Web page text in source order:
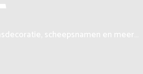
scheepsnamen en meer…